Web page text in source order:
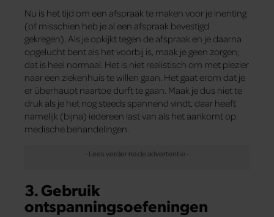
Nu is het tijd om een afspraak te maken voor je inenting
(of misschien heb je al een afspraak bevestigd
gekregen). Als je opkijkt tegen de afspraak en je daarna
opgelucht bent als het voorbij is, maak je geen zorgen;
dat is heel normaal. Het is niet realistisch om met plezier
naar een ziekenhuis te willen gaan. Het gaat erom dat je
er überhaupt naartoe durft te gaan. Maak je dus niet te
druk als je het nog steeds spannend vindt, daar heeft
namelijk (bijna) iedereen last van als het aankomt op
medische behandelingen.
3. Gebruik
ontspanningsoefeningen